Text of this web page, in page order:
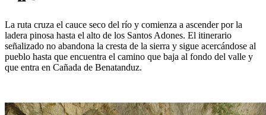
La ruta cruza el cauce seco del río y comienza a ascender por la
ladera pinosa hasta el alto de los Santos Adones. El itinerario
señalizado no abandona la cresta de la sierra y sigue acercándose al
pueblo hasta que encuentra el camino que baja al fondo del valle y
que entra en Cañada de Benatanduz.